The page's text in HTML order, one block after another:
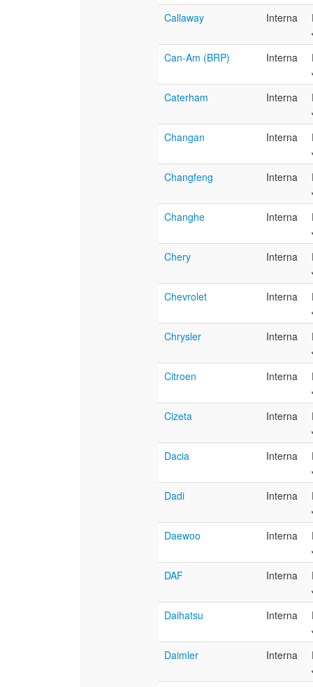
Callaway
Interna
Can-Am (BRP)
Interna
Caterham
Interna
Changan
Interna
Changfeng
Interna
Changhe
Interna
Chery
Interna
Chevrolet
Interna
Chrysler
Interna
Citroen
Interna
Cizeta
Interna
Dacia
Interna
Dadi
Interna
Daewoo
Interna
DAF
Interna
Daihatsu
Interna
Daimler
Interna